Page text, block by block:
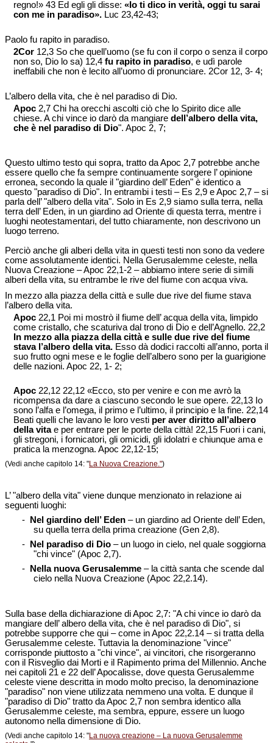
regno!» 43 Ed egli gli disse: «Io ti dico in verità, oggi tu sarai
con me in paradiso». Luc 23,42-43;
Paolo fu rapito in paradiso.
2Cor 12,3 So che quell’uomo (se fu con il corpo o senza il corpo
non so, Dio lo sa) 12,4 fu rapito in paradiso, e udì parole
ineffabili che non è lecito all’uomo di pronunciare. 2Cor 12, 3- 4;
L’albero della vita, che è nel paradiso di Dio.
Apoc 2,7 Chi ha orecchi ascolti ciò che lo Spirito dice alle
chiese. A chi vince io darò da mangiare dell’albero della vita,
che è nel paradiso di Dio". Apoc 2, 7;
Questo ultimo testo qui sopra, tratto da Apoc 2,7 potrebbe anche
essere quello che fa sempre continuamente sorgere l’ opinione
erronea, secondo la quale il "giardino dell’ Eden" è identico a
questo "paradiso di Dio". In entrambi i testi – Es 2,9 e Apoc 2,7 – si
parla dell’ "albero della vita". Solo in Es 2,9 siamo sulla terra, nella
terra dell’ Eden, in un giardino ad Oriente di questa terra, mentre i
luoghi neotestamentari, del tutto chiaramente, non descrivono un
luogo terreno.
Perciò anche gli alberi della vita in questi testi non sono da vedere
come assolutamente identici. Nella Gerusalemme celeste, nella
Nuova Creazione – Apoc 22,1-2 – abbiamo intere serie di simili
alberi della vita, su entrambe le rive del fiume con acqua viva.
In mezzo alla piazza della città e sulle due rive del fiume stava
l’albero della vita.
Apoc 22,1 Poi mi mostrò il fiume dell’ acqua della vita, limpido
come cristallo, che scaturiva dal trono di Dio e dell’Agnello. 22,2
In mezzo alla piazza della città e sulle due rive del fiume
stava l’albero della vita. Esso dà dodici raccolti all’anno, porta il
suo frutto ogni mese e le foglie dell’albero sono per la guarigione
delle nazioni. Apoc 22, 1- 2;
Apoc 22,12 22,12 «Ecco, sto per venire e con me avrò la
ricompensa da dare a ciascuno secondo le sue opere. 22,13 Io
sono l’alfa e l’omega, il primo e l’ultimo, il principio e la fine. 22,14
Beati quelli che lavano le loro vesti per aver diritto all’albero
della vitae per entrare per le porte della città! 22,15 Fuori i cani,
gli stregoni, i fornicatori, gli omicidi, gli idolatri e chiunque ama e
pratica la menzogna. Apoc 22,12-15;
(Vedi anche capitolo 14: "La Nuova Creazione.")
L’ "albero della vita" viene dunque menzionato in relazione ai
seguenti luoghi:
-
Nel giardino dell’ Eden – un giardino ad Oriente dell’ Eden,
su quella terra della prima creazione (Gen 2,8).
-
Nel paradiso di Dio – un luogo in cielo, nel quale soggiorna
"chi vince" (Apoc 2,7).
-
Nella nuova Gerusalemme – la città santa che scende dal
cielo nella Nuova Creazione (Apoc 22,2.14).
Sulla base della dichiarazione di Apoc 2,7: "A chi vince io darò da
mangiare dell’ albero della vita, che è nel paradiso di Dio", si
potrebbe supporre che qui – come in Apoc 22,2.14 – si tratta della
Gerusalemme celeste. Tuttavia la denominazione "vince"
corrisponde piuttosto a "chi vince", ai vincitori, che risorgeranno
con il Risveglio dai Morti e il Rapimento prima del Millennio. Anche
nei capitoli 21 e 22 dell’ Apocalisse, dove questa Gerusalemme
celeste viene descritta in modo molto preciso, la denominazione
"paradiso" non viene utilizzata nemmeno una volta. E dunque il
"paradiso di Dio" tratto da Apoc 2,7 non sembra identico alla
Gerusalemme celeste, ma sembra, eppure, essere un luogo
autonomo nella dimensione di Dio.
(Vedi anche capitolo 14: "La nuova creazione – La nuova Gerusalemme